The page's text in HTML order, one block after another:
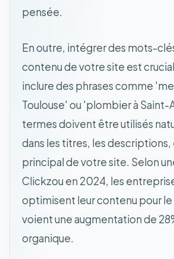
pensée.
En outre, intégrer des mots-
contenu de votre site est
inclure des phrases comme
Toulouse' ou 'plombier à Saint-
termes doivent être utilisés
dans les titres, les
principal de votre site. Selon
Clickzou en 2024, les
optimisent leur contenu pour le
voient une augmentation de
organique.